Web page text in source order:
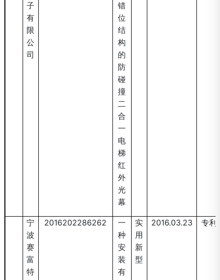
子
有
限
公
司
错
位
结
构
的
防
碰
撞
二
合
一
电
梯
红
外
光
幕
宁
波
赛
富
特
2016202286262
一
种
安
装
有
实
用
新
型
2016.03.23 专利